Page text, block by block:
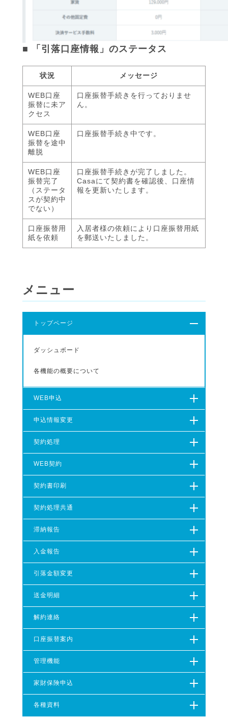
■ 「引落口座情報」のステータス
状況 メッセージ
WEB口座
振替に未ア
クセス
口座振替手続きを行っておりませ
ん。
WEB口座
振替を途中
離脱
口座振替手続き中です。
WEB口座
振替完了
（ステータ
スが契約中
でない）
口座振替手続きが完了しました。
Casaにて契約書を確認後、口座情
報を更新いたします。
口座振替用
紙を依頼
入居者様の依頼により口座振替用紙
を郵送いたしました。
メニュー
トップページ
ダッシュボード
各機能の概要について
WEB申込
申込情報変更
契約処理
WEB契約
契約書印刷
契約処理共通
滞納報告
入金報告
引落金額変更
送金明細
解約連絡
口座振替案内
管理機能
家財保険申込
各種資料